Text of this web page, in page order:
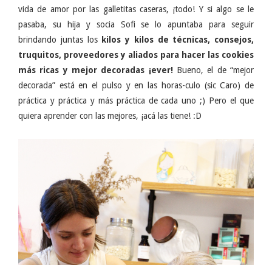
vida de amor por las galletitas caseras, ¡todo! Y si algo se le
pasaba, su hija y socia Sofi se lo apuntaba para seguir
brindando juntas los kilos y kilos de técnicas, consejos,
truquitos, proveedores y aliados para hacer las cookies
más ricas y mejor decoradas ¡ever!Bueno, el de “mejor
decorada” está en el pulso y en las horas-culo (sic Caro) de
práctica y práctica y más práctica de cada uno ;) Pero el que
quiera aprender con las mejores, ¡acá las tiene! :D